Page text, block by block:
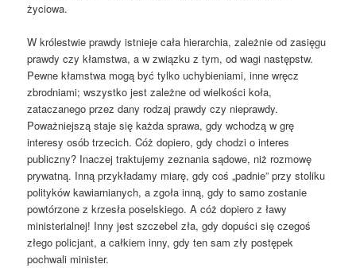
życiowa.
W królestwie prawdy istnieje cała hierarchia, zależnie od zasięgu
prawdy czy kłamstwa, a w związku z tym, od wagi następstw.
Pewne kłamstwa mogą być tylko uchybieniami, inne wręcz
zbrodniami; wszystko jest zależne od wielkości koła,
zataczanego przez dany rodzaj prawdy czy nieprawdy.
Poważniejszą staje się każda sprawa, gdy wchodzą w grę
interesy osób trzecich. Cóż dopiero, gdy chodzi o interes
publiczny? Inaczej traktujemy zeznania sądowe, niż rozmowę
prywatną. Inną przykładamy miarę, gdy coś „padnie” przy stoliku
polityków kawiarnianych, a zgoła inną, gdy to samo zostanie
powtórzone z krzesła poselskiego. A cóż dopiero z ławy
ministerialnej! Inny jest szczebel zła, gdy dopuści się czegoś
złego policjant, a całkiem inny, gdy ten sam zły postępek
pochwali minister.